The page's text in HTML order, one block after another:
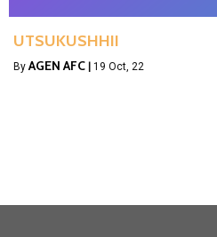
UTSUKUSHHII
By AGEN AFC | 19 Oct, 22